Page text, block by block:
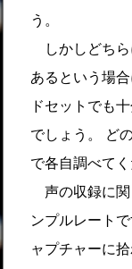
う。
しかしどちら
あるという場
ドセットでも
でしょう。 ど
で各自調べてく
声の収録に関
ンプルレート
ャプチャーに